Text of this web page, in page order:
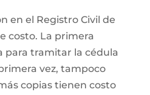
en el Registro Civil de
costo. La primera
para tramitar la cédula
vez, tampoco
copias tienen costo